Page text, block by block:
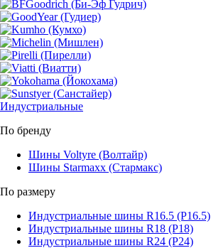
Индустриальные
По бренду
Шины Voltyre (Волтайр)
Шины Starmaxx (Стармакс)
По размеру
Индустриальные шины R16.5 (Р16.5)
Индустриальные шины R18 (Р18)
Индустриальные шины R24 (Р24)